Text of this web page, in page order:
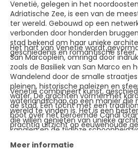
Venetië, gelegen in het
Adriatische Zee, is een van de
ter wereld. Gebouwd op een
verbonden door honderden
stad bekend om haar unieke
geschiedenis en romantische sfeer.
Het hart van Venetië wordt
San Marcoplein, omringd door
zoals de Basiliek van San Marco en
Wandelend door de smalle
pleinen, historische paleizen en
water. De grachten vormen het
de stad. Een tocht met een
boot over het beroemde Canal
prachtig uitzicht op eeuwenoude
Venetië combineert kunst,
waterlandschap op een manier die
wereld te vinden is. Het is een
die willen genieten van unieke
kanalen en de tijdloze schoonheid
meesterstad.
Meer informatie